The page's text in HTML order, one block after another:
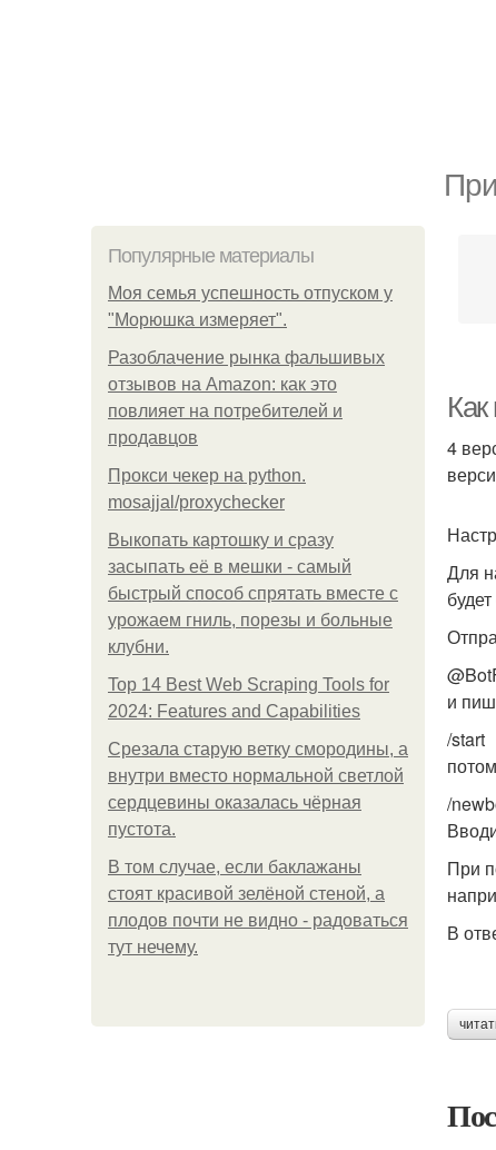
Популярные материалы
Моя семья успешность отпуском у
"Морюшка измеряет".
Разоблачение рынка фальшивых
отзывов на Amazon: как это
повлияет на потребителей и
продавцов
Прокси чекер на python.
mosajjal/proxychecker
Выкопать картошку и сразу
засыпать её в мешки - самый
быстрый способ спрятать вместе с
урожаем гниль, порезы и больные
клубни.
Top 14 Best Web Scraping Tools for
2024: Features and Capabilities
Срезала старую ветку смородины, а
внутри вместо нормальной светлой
сердцевины оказалась чёрная
пустота.
В том случае, если баклажаны
стоят красивой зелёной стеной, а
плодов почти не видно - радоваться
тут нечему.
4
Для
и
/start
/
При
В